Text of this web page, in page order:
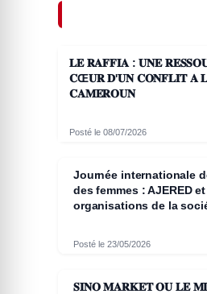
𝐋𝐄 𝐑𝐀𝐅𝐅𝐈𝐀 : 𝐔𝐍𝐄
𝐂Œ𝐔𝐑 𝐃'𝐔𝐍 𝐂𝐎𝐍𝐅𝐋𝐈𝐓 𝐀
𝐂𝐀𝐌𝐄𝐑𝐎𝐔𝐍
Posté le 08/07/2026
Journée internationale
des femmes : AJERED
organisations de la
Posté le 23/05/2026
𝐒𝐈𝐍𝐎 𝐌𝐀𝐑𝐊𝐄𝐓 𝐎𝐔 𝐋𝐄